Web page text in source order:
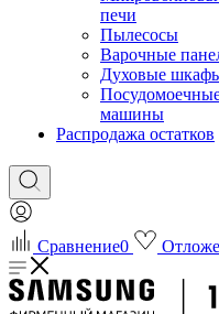
печи
Пылесосы
Варочные
Духовые
машины
Распродажа остатков
Сравнение0